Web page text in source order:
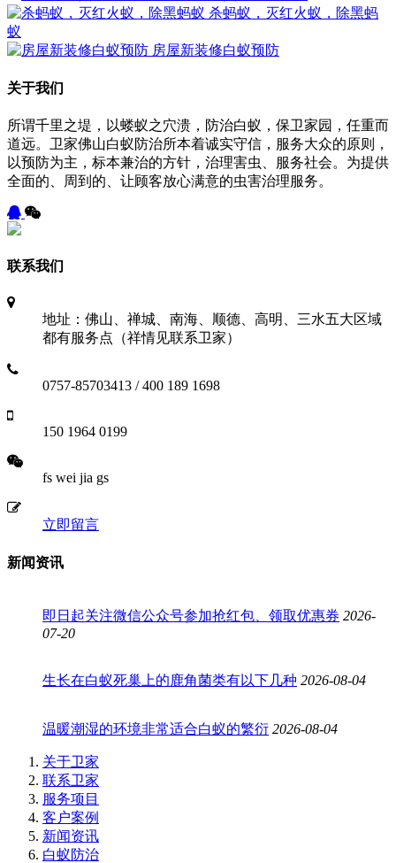
杀蚂蚁，灭红火蚁，除黑蚂
蚁
房屋新装修白蚁预防
关于我们
所谓千里之堤，以蝼蚁之穴溃，防治白蚁，保卫家园，任重而
道远。卫家佛山白蚁防治所本着诚实守信，服务大众的原则，
以预防为主，标本兼治的方针，治理害虫、服务社会。为提供
全面的、周到的、让顾客放心满意的虫害治理服务。
联系我们
地址：佛山、禅城、南海、顺德、高明、三水五大区域
都有服务点（祥情见联系卫家）
0757-85703413 / 400 189 1698
150 1964 0199
fs wei jia gs
立即留言
新闻资讯
即日起关注微信公众号参加抢红包、领取优惠券 2026-
07-20
生长在白蚁死巢上的鹿角菌类有以下几种 2026-08-04
温暖潮湿的环境非常适合白蚁的繁衍 2026-08-04
关于卫家
联系卫家
服务项目
客户案例
新闻资讯
白蚁防治